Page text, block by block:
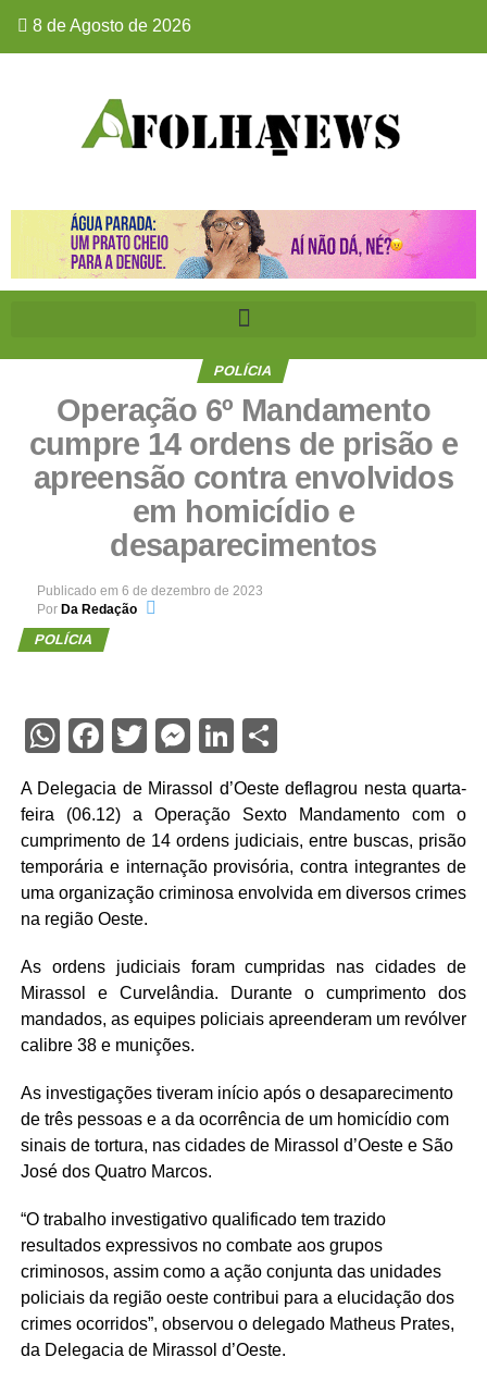
8 de Agosto de 2026
POLÍCIA
Operação 6º Mandamento
cumpre 14 ordens de prisão e
apreensão contra envolvidos
em homicídio e
desaparecimentos
Publicado em 6 de dezembro de 2023
Por Da Redação
POLÍCIA
WhatsApp
Facebook
Twitter
Messenger
LinkedIn
Share
A Delegacia de Mirassol d’Oeste deflagrou nesta quarta-
feira (06.12) a Operação Sexto Mandamento com o
cumprimento de 14 ordens judiciais, entre buscas, prisão
temporária e internação provisória, contra integrantes de
uma organização criminosa envolvida em diversos crimes
na região Oeste.
As ordens judiciais foram cumpridas nas cidades de
Mirassol e Curvelândia. Durante o cumprimento dos
mandados, as equipes policiais apreenderam um revólver
calibre 38 e munições.
As investigações tiveram início após o desaparecimento
de três pessoas e a da ocorrência de um homicídio com
sinais de tortura, nas cidades de Mirassol d’Oeste e São
José dos Quatro Marcos.
“O trabalho investigativo qualificado tem trazido
resultados expressivos no combate aos grupos
criminosos, assim como a ação conjunta das unidades
policiais da região oeste contribui para a elucidação dos
crimes ocorridos”, observou o delegado Matheus Prates,
da Delegacia de Mirassol d’Oeste.